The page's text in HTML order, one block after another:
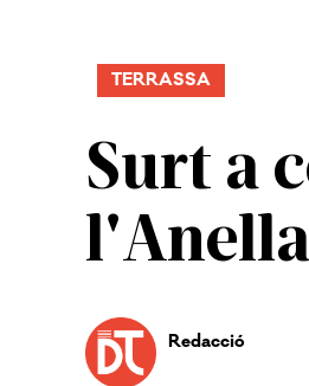
Surt a
TERRASSA
Redacció